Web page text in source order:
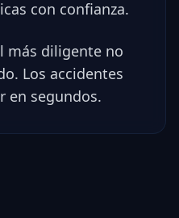
con confianza.
más diligente no
Los accidentes
en segundos.